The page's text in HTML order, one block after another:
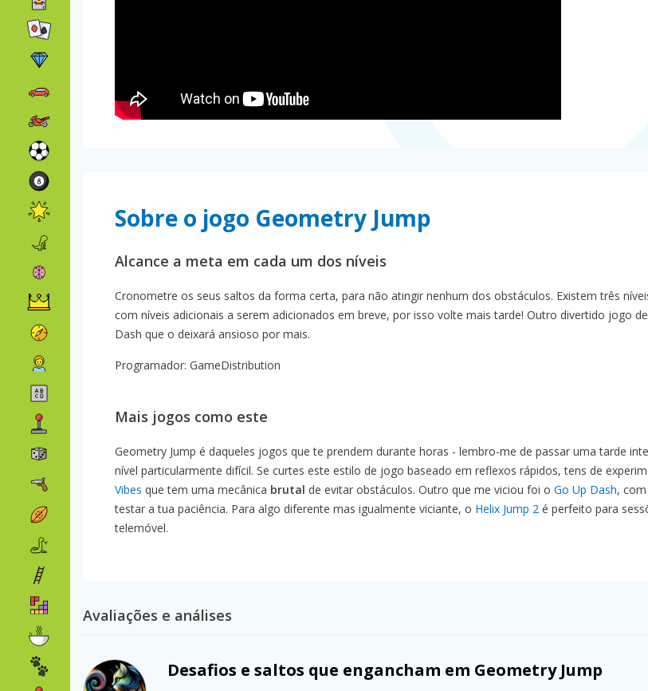
Sobre o jogo Geometry Jump
Alcance a meta em cada um dos níveis
Cronometre os seus saltos da forma certa, para não atingir nenhum dos obstáculos. Existem três
com níveis adicionais a serem adicionados em breve, por isso volte mais tarde! Outro divertido jogo
Dash que o deixará ansioso por mais.
Programador: GameDistribution
Mais jogos como este
Geometry Jump é daqueles jogos que te prendem durante horas - lembro-me de passar uma tarde
nível particularmente difícil. Se curtes este estilo de jogo baseado em reflexos rápidos, tens de
Vibes que tem uma mecânica brutal de evitar obstáculos. Outro que me viciou foi o Go Up Dash,
testar a tua paciência. Para algo diferente mas igualmente viciante, o Helix Jump 2 é perfeito para
telemóvel.
Avaliações e análises
Desafios e saltos que engancham em Geometry Jump